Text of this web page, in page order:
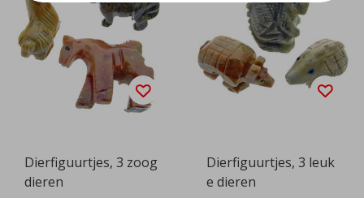
Dierfiguurtjes, 3 zoog
dieren
Dierfiguurtjes, 3 leuk
e dieren